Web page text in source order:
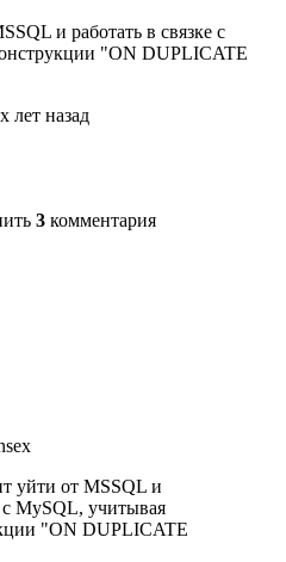
и работать в связке с
"ON DUPLICATE
лет назад
3 комментария
уйти от MSSQL и
с MySQL, учитывая
"ON DUPLICATE